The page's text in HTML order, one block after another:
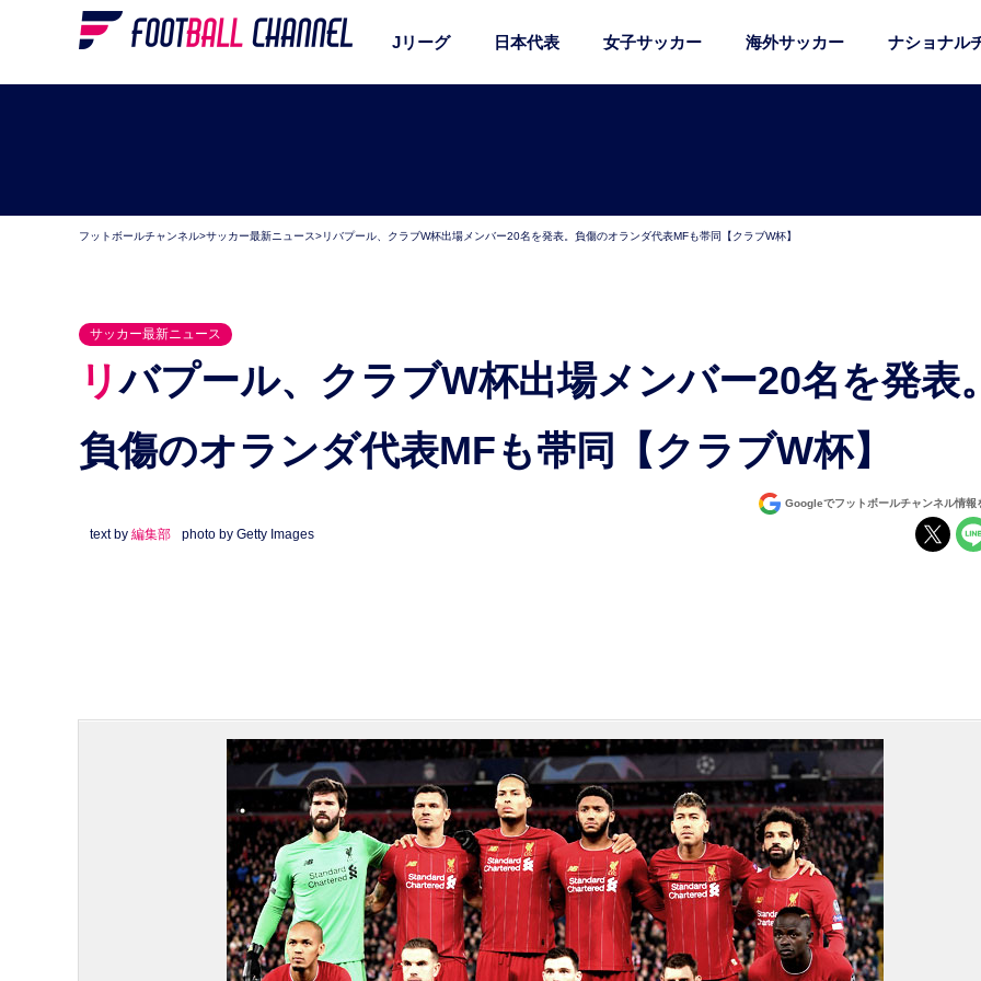
Jリーグ 日本代表 女子サッカー 海外サッカー ナショナル
フットボールチャンネル>サッカー最新ニュース>リバプール、クラブW杯出場メンバー20名を発表。負傷のオランダ代表MFも帯同【クラブW杯】
サッカー最新ニュース
リバプール、クラブW杯出場メンバー20名を発表。
負傷のオランダ代表MFも帯同【クラブW杯】
Googleでフットボールチャンネル情報
text by 編集部 photo by Getty Images